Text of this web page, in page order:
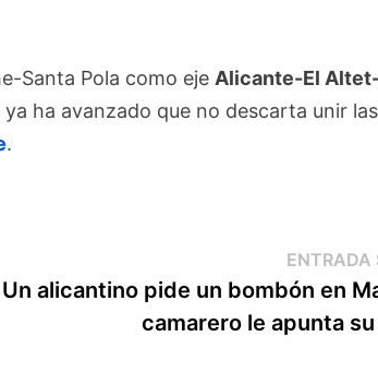
Santa Pola como eje Alicante-El
ya ha avanzado que no descarta unir
.
ENTRADA
Un alicantino pide un bombón en
camarero le apunta